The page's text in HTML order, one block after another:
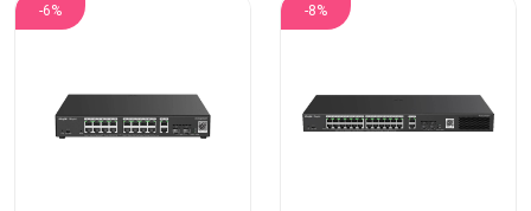
-6% -8%